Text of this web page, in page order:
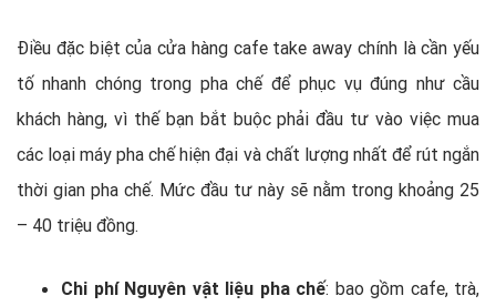
Điều đặc biệt của cửa hàng cafe take away chính là cần yếu
tố nhanh chóng trong pha chế để phục vụ đúng như cầu
khách hàng, vì thế bạn bắt buộc phải đầu tư vào việc mua
các loại máy pha chế hiện đại và chất lượng nhất để rút ngắn
thời gian pha chế. Mức đầu tư này sẽ nằm trong khoảng 25
– 40 triệu đồng.
Chi phí Nguyên vật liệu pha chế: bao gồm cafe, trà,